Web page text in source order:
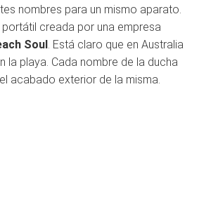
nombres para un mismo aparato.
creada por una empresa
Soul. Está claro que en Australia
la playa. Cada nombre de la ducha
acabado exterior de la misma.